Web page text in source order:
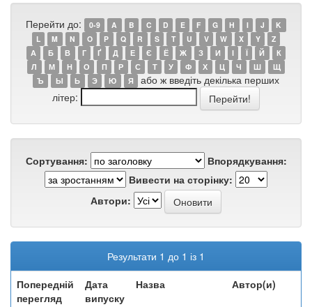
Перейти до: 0-9 A B C D E F G H I J
K
L
M N O P Q R S T U V W X Y
Z
А
Б В Г Ґ Д Е Є Ё Ж З И І Ї Й
К
Л
М Н О П Р С Т У Ф Х Ц Ч Ш
Щ
Ъ
Ы Ь Э Ю Я
або ж введіть декілька перших
літер:
Сортування:
Впорядкування:
Вивести на сторінку:
Автори:
Результати 1 до 1 із 1
Попередній
перегляд
Дата
випуску
Назва Автор(и)